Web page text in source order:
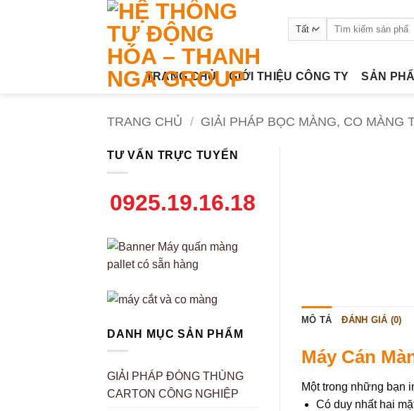
Tìm
TRANG CHỦ GIỚI THIỆU CÔNG TY SẢN
TRANG CHỦ / GIẢI PHÁP BỌC MÀNG, CO MÀNG
TƯ VẤN TRỰC TUYẾN
0925.19.16.18
DANH MỤC SẢN PHẨM
GIẢI PHÁP ĐÓNG THÙNG
CARTON CÔNG NGHIỆP
MÔ TẢ ĐÁNH GIÁ (0)
Máy Cán
Một trong những bạn
Có duy nhất hai